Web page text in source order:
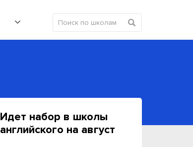
Идет набор в школы
английского на август